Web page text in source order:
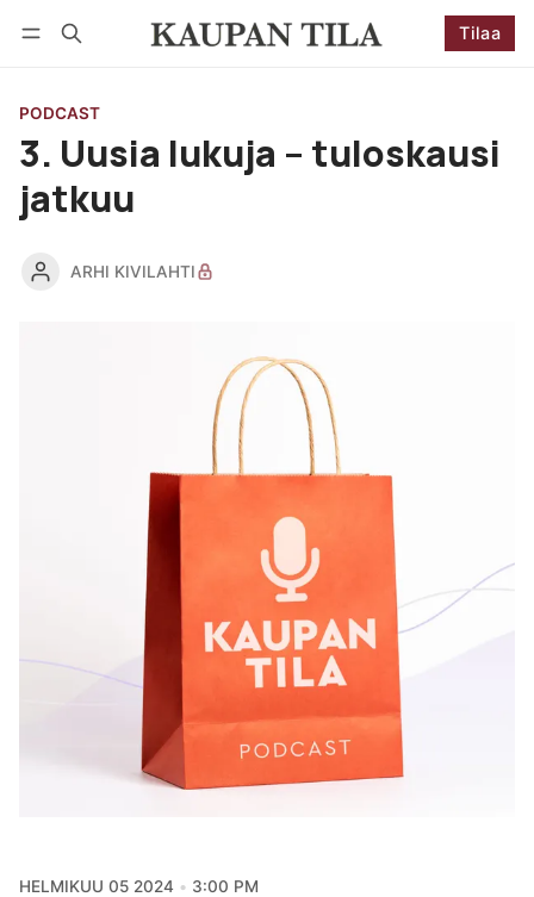
Tilaa
PODCAST
3. Uusia lukuja – tuloskausi
jatkuu
ARHI KIVILAHTI
HELMIKUU 05 2024 3:00 PM